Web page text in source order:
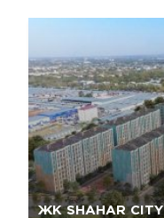
ЖК SHAHAR CITY